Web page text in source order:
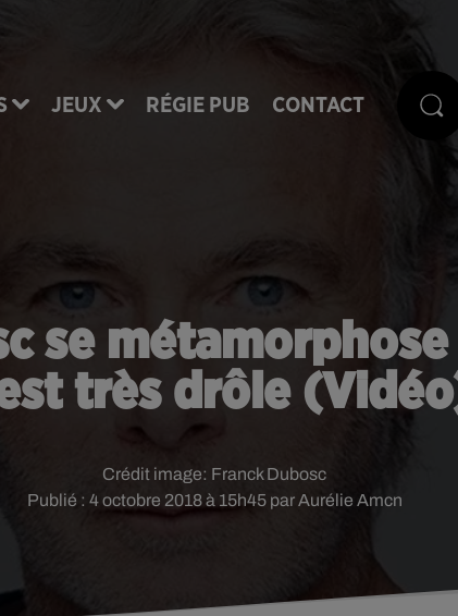
JEUX RÉGIE PUB CONTACT
se
très drôle
Publié : 4 octobre 2018 à 15h45 par Aurélie Amcn
Crédit image: Franck Dubosc